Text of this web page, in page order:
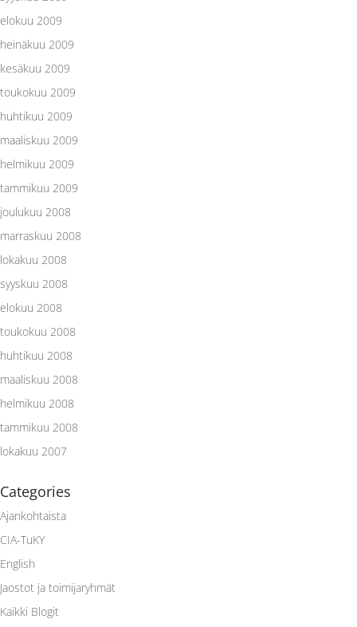
elokuu 2009
heinäkuu 2009
kesäkuu 2009
toukokuu 2009
huhtikuu 2009
maaliskuu 2009
helmikuu 2009
tammikuu 2009
joulukuu 2008
marraskuu 2008
lokakuu 2008
syyskuu 2008
elokuu 2008
toukokuu 2008
huhtikuu 2008
maaliskuu 2008
helmikuu 2008
tammikuu 2008
lokakuu 2007
Categories
Ajankohtaista
CIA-TuKY
English
Jaostot ja toimijaryhmät
Kaikki Blogit